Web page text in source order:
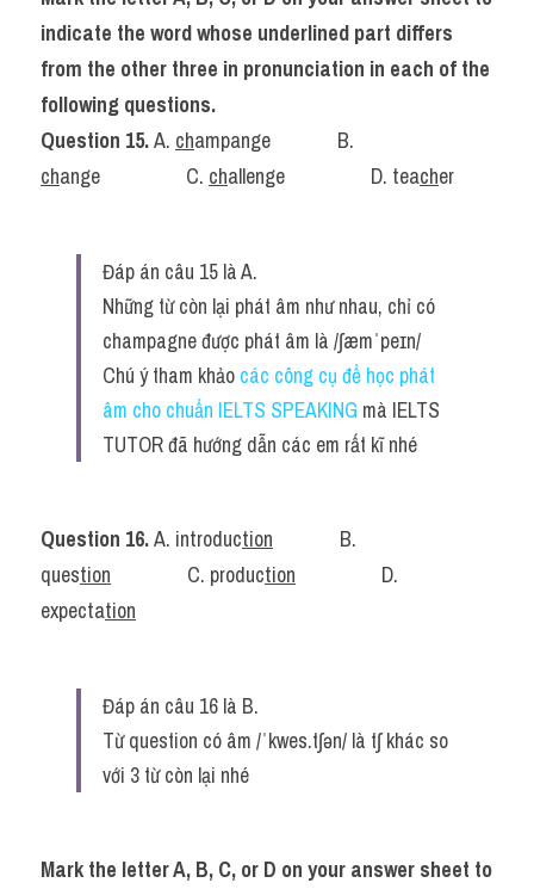
indicate the word whose underlined part differs
from the other three in pronunciation in each of the
following questions.
Question 15. A. champange
change C. challenge D. teacher
Đáp án câu 15 là A.
Những từ còn lại phát âm như nhau, chỉ có
champagne được phát âm là /ʃæmˈpeɪn/
Chú ý tham khảo các công cụ để học phát
âm cho chuẩn IELTS SPEAKING mà IELTS
TUTOR đã hướng dẫn các em rất kĩ nhé
Question 16. A. introduction
B.
question C. production
D.
expectation
Đáp án câu 16 là B.
Từ question có âm /ˈkwes.tʃən/ là tʃ khác so
với 3 từ còn lại nhé
Mark the letter A, B, C, or D on your answer sheet to